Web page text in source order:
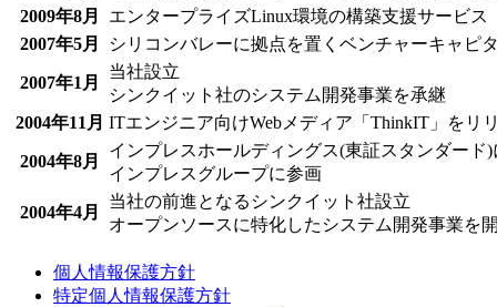
2009年8月
エンタープライズLinux環境の構築支援サービ
2007年5月
シリコンバレーに拠点を置くベンチャーキャピ
2007年1月
当社設立
シンクイット社のシステム開発事業を承継
2004年11月 ITエンジニア向けWebメディア「ThinkIT」をリ
2004年8月
インプレスホールディングス(東証スタンダード
インプレスグループに参画
2004年4月
当社の前進となるシンクイット社設立
オープンソースに特化したシステム開発事業を
個人情報保護方針
特定個人情報保護方針